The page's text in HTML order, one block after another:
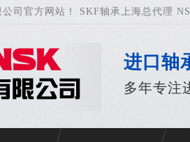
司官方网站！ SKF轴承上海总代理
进口轴
多年专注